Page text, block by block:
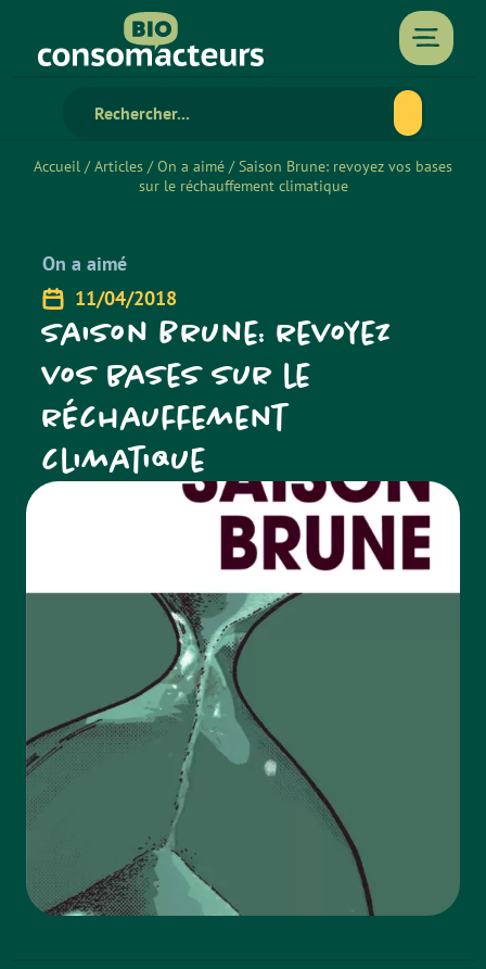
Accueil /Articles /On a aimé /Saison Brune: revoyez vos bases
sur le réchauffement climatique
On a aimé
11/04/2018
Saison Brune: revoyez
vos bases sur le
réchauffement
climatique